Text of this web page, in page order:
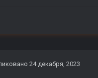
24 декабря, 2023